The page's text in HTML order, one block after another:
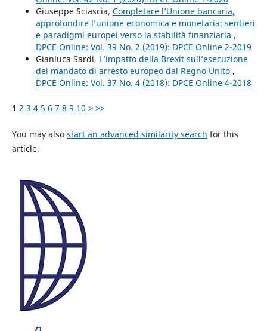
Giuseppe Sciascia, Completare l’Unione bancaria,
approfondire l’unione economica e monetaria: sentieri
e paradigmi europei verso la stabilità finanziaria ,
DPCE Online: Vol. 39 No. 2 (2019): DPCE Online 2-2019
Gianluca Sardi, L’impatto della Brexit sull’esecuzione
del mandato di arresto europeo dal Regno Unito ,
DPCE Online: Vol. 37 No. 4 (2018): DPCE Online 4-2018
1 2 3 4 5 6 7 8 9 10 > >>
You may also start an advanced similarity search for this
article.